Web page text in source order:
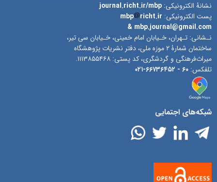
نشانۀ الکترونیکی:journal.richt.ir/mbp
پست الکترونیکی:
mbp
richt.ir
& mbp.journal@gmail.com
نـشانی: تـهران، خـیابان امام خمینی، خـیابان سی تیر،
ساختمان شمارۀ ۲ موزه ملی، دفتر نشریات پژوهشگاه
میراث‌فرهنگی و گردشگری، کد پستی: ۱۱۱۳۸۵۵۴۶۸.
تلفکس:۶۰ - ۶۶۷۳۶۴۵۲-۰۲۱
شبکه‌های اجتمایی